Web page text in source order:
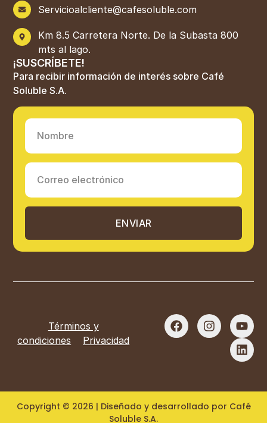
Servicioalcliente@cafesoluble.com
Km 8.5 Carretera Norte. De la Subasta 800
mts al lago.
¡SUSCRÍBETE!
Para recibir información de interés sobre Café
Soluble S.A.
ENVIAR
Términos y
condiciones
Privacidad
Copyright © 2026 | Diseñado y desarrollado por Café
Soluble S.A.